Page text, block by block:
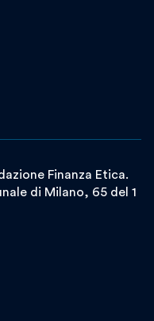
Finanza Etica.
di Milano, 65 del 1